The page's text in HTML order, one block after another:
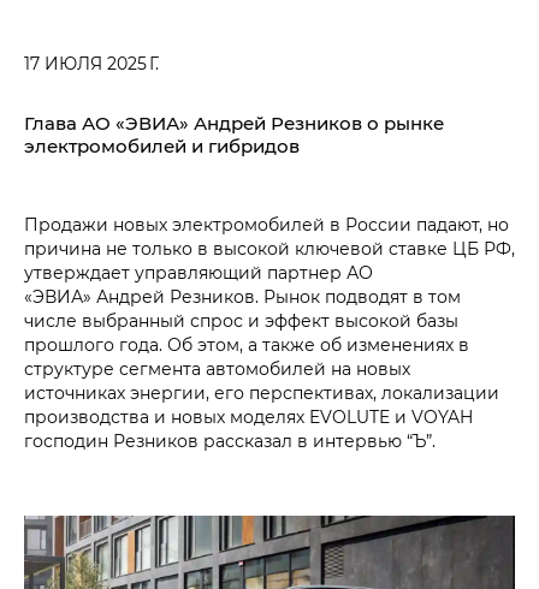
17 ИЮЛЯ 2025 Г.
Глава АО «ЭВИА» Андрей Резников о рынке
электромобилей и гибридов
Продажи новых электромобилей в России падают, но
причина не только в высокой ключевой ставке ЦБ РФ,
утверждает управляющий партнер АО
«ЭВИА» Андрей Резников. Рынок подводят в том
числе выбранный спрос и эффект высокой базы
прошлого года. Об этом, а также об изменениях в
структуре сегмента автомобилей на новых
источниках энергии, его перспективах, локализации
производства и новых моделях EVOLUTE и VOYAH
господин Резников рассказал в интервью “Ъ”.